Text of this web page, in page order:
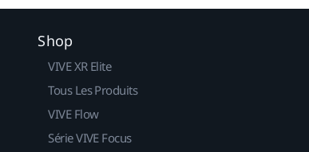
Shop
VIVE XR Elite
Tous Les Produits
VIVE Flow
Série VIVE Focus